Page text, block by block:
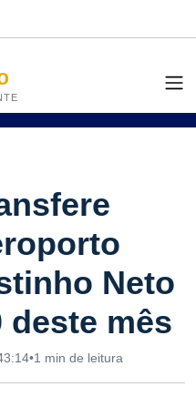
Neto
deste mês
•1 min de leitura